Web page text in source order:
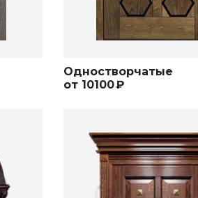
Одностворчатые
от 10100₽